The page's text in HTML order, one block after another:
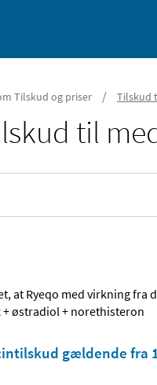
Tilskud og priser / Tilskud
til
at Ryeqo med virkning
østradiol + norethisteron
gældende fra